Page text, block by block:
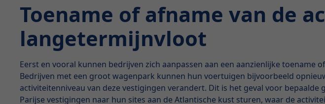
Toename of afname van de
langetermijnvloot
Eerst en vooral kunnen bedrijven zich aanpassen aan een aanzienlijke
Bedrijven met een groot wagenpark kunnen hun voertuigen bijvoorbeeld
activiteitenniveau van deze vestigingen verandert. Dit is het geval voor
Parijse vestigingen naar hun sites aan de Atlantische kust sturen, waar de